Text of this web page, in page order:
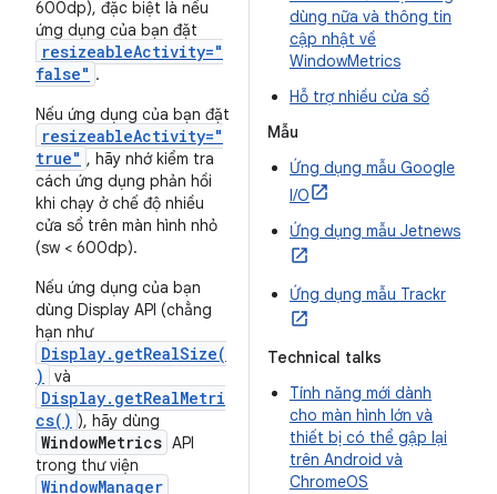
600dp), đặc biệt là nếu
ứng dụng của bạn đặt
resizeableActivity="
false" .
Nếu ứng dụng của bạn đặt
resizeableActivity="
true" , hãy nhớ kiểm tra
cách ứng dụng phản hồi
khi chạy ở chế độ nhiều
cửa sổ trên màn hình nhỏ
(sw < 600dp).
Nếu ứng dụng của bạn
dùng Display API (chẳng
hạn như
Display.getRealSize(
)
và
Display.getRealMetri
cs() ), hãy dùng
WindowMetrics API
trong thư viện
WindowManager
dùng nữa và thông tin
cập nhật về
WindowMetrics
Hỗ trợ nhiều cửa sổ
Mẫu
Ứng dụng mẫu Google
I/O
Ứng dụng mẫu Jetnews
Ứng dụng mẫu Trackr
Technical talks
Tính năng mới dành
cho màn hình lớn và
thiết bị có thể gập lại
trên Android và
ChromeOS